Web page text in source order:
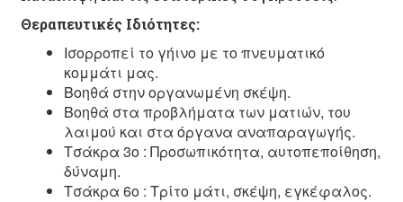
Θεραπευτικές Ιδιότητες:
Ισορροπεί το γήινο με το πνευματικό
κομμάτι μας.
Βοηθά στην οργανωμένη σκέψη.
Βοηθά στα προβλήματα των ματιών, του
λαιμού και στα όργανα αναπαραγωγής.
Τσάκρα 3ο : Προσωπικότητα, αυτοπεποίθηση,
δύναμη.
Τσάκρα 6ο : Τρίτο μάτι, σκέψη, εγκέφαλος.